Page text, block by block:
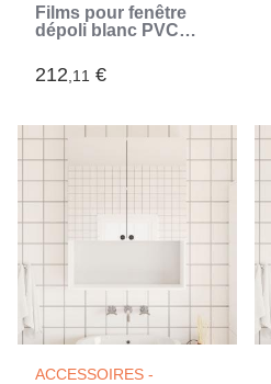
Films pour fenêtre
dépoli blanc PVC
212,11 €
ACCESSOIRES -